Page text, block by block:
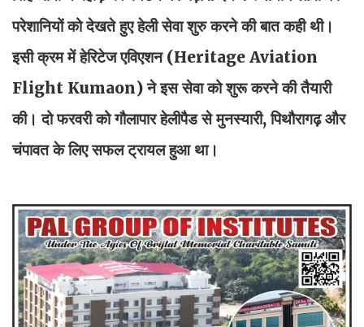
परेशानियों को देखते हुए हेली सेवा शुरु करने की बात कही थी।
इसी क्रम में हेरिटेज एविएशन (Heritage Aviation
Flight Kumaon) ने इस सेवा को शुरू करने की तैयारी
की। दो फरवरी को गौलापार हेलीपैड से मुनस्यारी, पिथौरागढ़ और
चंपावत के लिए सफल ट्रायल हुआ था।